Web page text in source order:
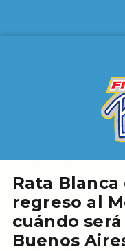
Rata
regreso al
cuándo
Buenos